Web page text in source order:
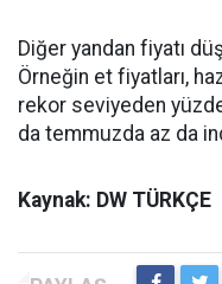
Diğer yandan fiyatı
Örneğin et fiyatları,
rekor seviyeden
da temmuzda az da
Kaynak: DW TÜRKÇE